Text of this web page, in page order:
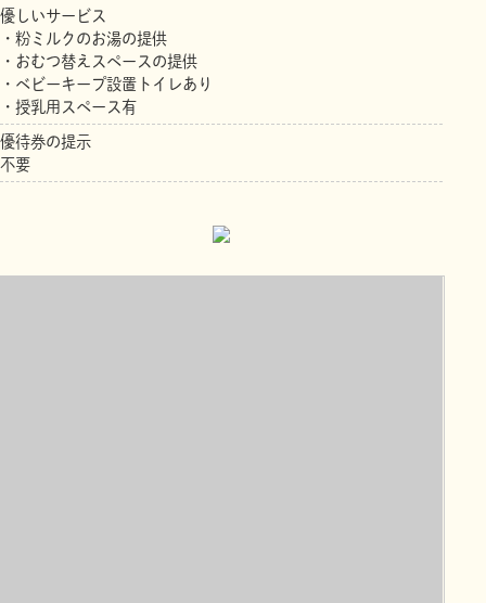
優しいサービス
・粉ミルクのお湯の提供
・おむつ替えスペースの提供
・ベビーキープ設置トイレあり
・授乳用スペース有
優待券の提示
不要